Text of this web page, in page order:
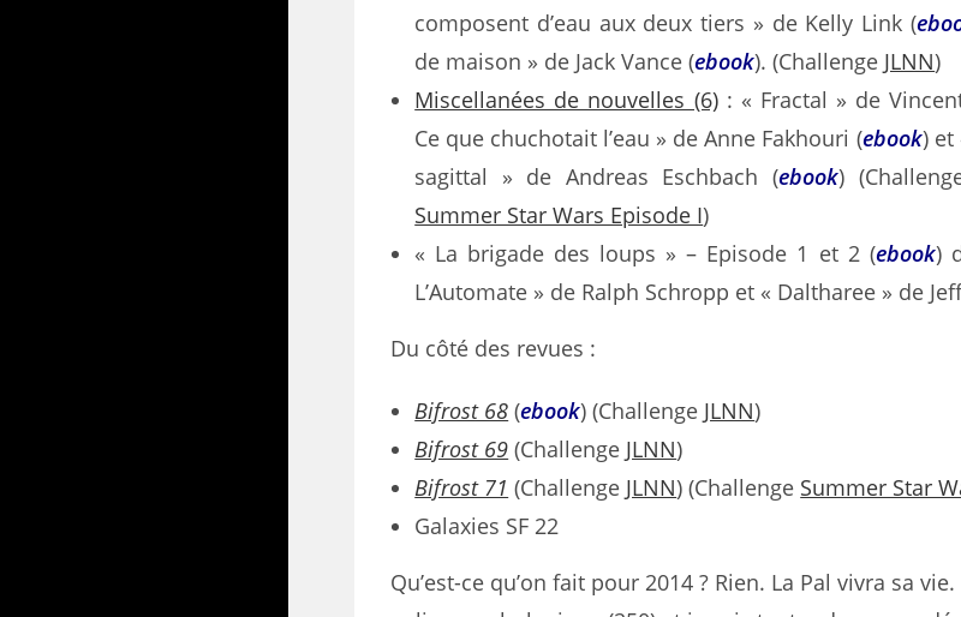
composent d’eau aux deux tiers » de Kelly Link (
de maison » de Jack Vance (ebook). (Challenge JLNN)
Miscellanées de nouvelles (6): « Fractal » de
Ce que chuchotait l’eau » de Anne Fakhouri (ebook) et
sagittal » de Andreas Eschbach (ebook)
Summer Star Wars Episode I)
« La brigade des loups » – Episode 1 et 2 (ebook)
L’Automate » de Ralph Schropp et « Daltharee » de
Du côté des revues :
Bifrost 68 (ebook) (Challenge JLNN)
Bifrost 69 (Challenge JLNN)
Bifrost 71 (Challenge JLNN) (Challenge Summer Star
Galaxies SF 22
Qu’est-ce qu’on fait pour 2014 ? Rien. La Pal vivra sa